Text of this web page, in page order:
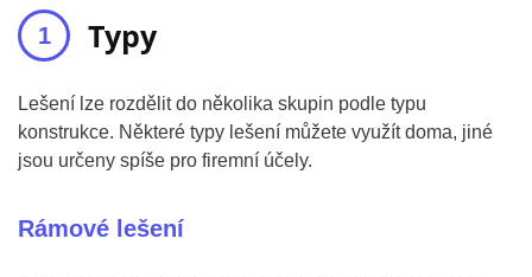
Typy
Lešení lze rozdělit do několika skupin podle typu
konstrukce. Některé typy lešení můžete využít doma, jiné
jsou určeny spíše pro firemní účely.
Rámové lešení